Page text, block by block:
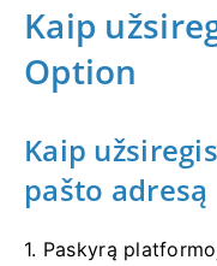
Kaip
Option
Kaip
pašto adresą
1. Paskyrą